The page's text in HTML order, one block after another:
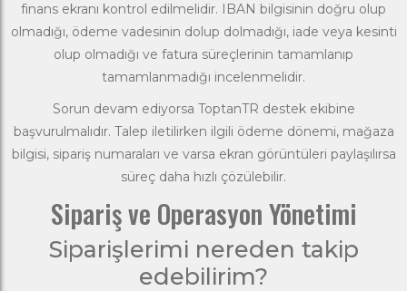
finans ekranı kontrol edilmelidir. IBAN bilgisinin doğru olup
olmadığı, ödeme vadesinin dolup dolmadığı, iade veya kesinti
olup olmadığı ve fatura süreçlerinin tamamlanıp
tamamlanmadığı incelenmelidir.
Sorun devam ediyorsa ToptanTR destek ekibine
başvurulmalıdır. Talep iletilirken ilgili ödeme dönemi, mağaza
bilgisi, sipariş numaraları ve varsa ekran görüntüleri paylaşılırsa
süreç daha hızlı çözülebilir.
Sipariş ve Operasyon Yönetimi
Siparişlerimi nereden takip
edebilirim?